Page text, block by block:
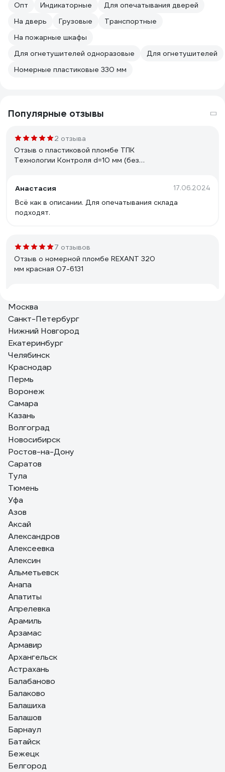
Опт Индикаторные
Для опечатывания дверей
На дверь
Грузовые
Транспортные
На пожарные шкафы
Для огнетушителей одноразовые
Для огнетушителей
Номерные пластиковые 330 мм
Популярные отзывы
2 отзыва
Отзыв о пластиковой пломбе ТПК
Технологии Контроля d=10 мм (без
Анастасия
17.06.2024
Всё как в описании. Для опечатывания склада
подходят.
7 отзывов
Отзыв о номерной пломбе REXANT 320
мм красная 07-6131
Держит замок пломбы хорошо.
9 отзывов
Отзыв о номерной пломбе ЕВРОПАРТНЕР
150мм 0006 D3
Михаил Б.
Качество отлично, описанию на сайте соответствует.
Приехал в пункт выдачи быстро. Цена приемлимая.
Москва
Санкт-Петербург
Нижний Новгород
Екатеринбург
Челябинск
Краснодар
Пермь
Воронеж
Самара
Казань
Волгоград
Новосибирск
Ростов-на-Дону
Саратов
Тула
Тюмень
Уфа
Азов
Аксай
Александров
Алексеевка
Алексин
Альметьевск
Анапа
Апатиты
Апрелевка
Арамиль
Арзамас
Армавир
Архангельск
Астрахань
Балабаново
Балаково
Балашиха
Балашов
Барнаул
Батайск
Бежецк
Белгород